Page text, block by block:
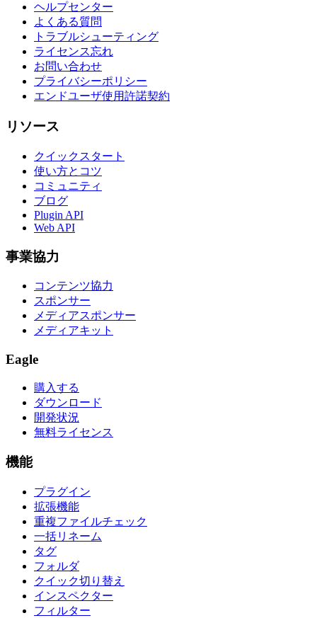
ヘルプセンター
よくある質問
トラブルシューティング
ライセンス忘れ
お問い合わせ
プライバシーポリシー
エンドユーザ使用許諾契約
リソース
クイックスタート
使い方とコツ
コミュニティ
ブログ
Plugin API
Web API
事業協力
コンテンツ協力
スポンサー
メディアスポンサー
メディアキット
Eagle
購入する
ダウンロード
開発状況
無料ライセンス
機能
プラグイン
拡張機能
重複ファイルチェック
一括リネーム
タグ
フォルダ
クイック切り替え
インスペクター
フィルター